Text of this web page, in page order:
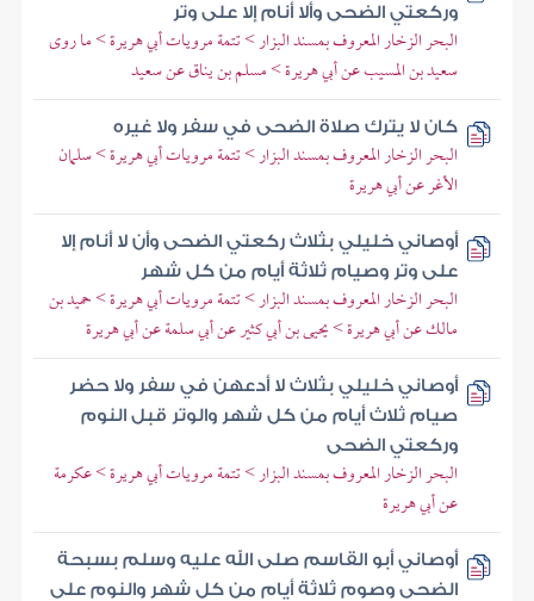
وركعتي الضحى وألا أنام إلا على وتر
البحر الزخار المعروف بمسند البزار > تتمة مرويات أبي هريرة > ما روى
سعيد بن المسيب عن أبي هريرة > مسلم بن يناق عن سعيد
كان لا يترك صلاة الضحى في سفر ولا غيره
البحر الزخار المعروف بمسند البزار > تتمة مرويات أبي هريرة > سلمان
الأغر عن أبي هريرة
أوصاني خليلي بثلاث ركعتي الضحى وأن لا أنام إلا
على وتر وصيام ثلاثة أيام من كل شهر
البحر الزخار المعروف بمسند البزار > تتمة مرويات أبي هريرة > حميد بن
مالك عن أبي هريرة > يحيى بن أبي كثير عن أبي سلمة عن أبي هريرة
أوصاني خليلي بثلاث لا أدعهن في سفر ولا حضر
صيام ثلاث أيام من كل شهر والوتر قبل النوم
وركعتي الضحى
البحر الزخار المعروف بمسند البزار > تتمة مرويات أبي هريرة > عكرمة
عن أبي هريرة
أوصاني أبو القاسم صلى الله عليه وسلم بسبحة
الضحى وصوم ثلاثة أيام من كل شهر والنوم على